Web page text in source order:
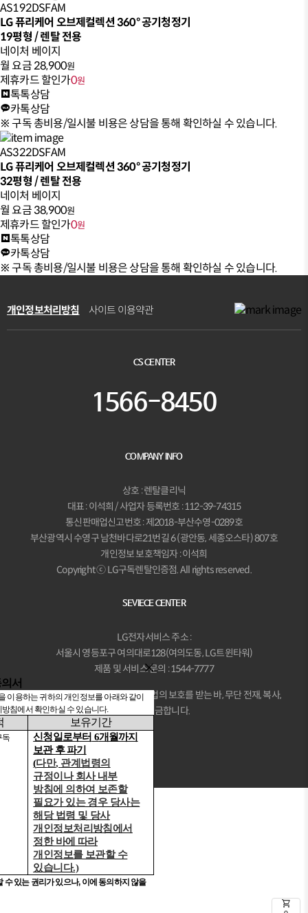
shopping_cart
AS192DSFAM
LG 퓨리케어 오브제컬렉션 360° 공기청정기
19평형 / 렌탈 전용
네이처 베이지
월 요금28,900원
제휴카드 할인가0원
톡톡상담
카톡상담
※ 구독 총비용/일시불 비용은 상담을 통해 확인하실 수 있습니다.
AS322DSFAM
LG 퓨리케어 오브제컬렉션 360° 공기청정기
32평형 / 렌탈 전용
네이처 베이지
월 요금38,900원
제휴카드 할인가0원
톡톡상담
카톡상담
※ 구독 총비용/일시불 비용은 상담을 통해 확인하실 수 있습니다.
개인정보처리방침 사이트 이용약관
CS CENTER
1566-8450
COMPANY INFO
상호 : 렌탈클리닉
대표 : 이석희 / 사업자 등록번호 : 112-39-74315
통신판매업신고번호 : 제2018-부산수영-0289호
부산광역시 수영구 남천바다로21번길 6 (광안동, 세종오스타) 807호
개인정보 보호책임자 : 이석희
Copyright ⓒ LG구독렌탈인증점. All rights reserved.
SEVIECE CENTER
LG전자서비스 주소 :
서울시 영등포구 여의대로128(여의도동, LG트윈타워)
제품 및 서비스 문의 : 1544-7777
본 사이트의 모든 콘텐츠는 저작권법의 보호를 받는 바, 무단 전재, 복사,
배포 등을 금합니다.
서
이용하는 귀하의 개인정보를 아래와 같이
방침에서 확인하실 수 있습니다.
보유기간
독 신청일로부터 6개월까지
보관 후 파기
(다만, 관계법령의
규정이나 회사 내부
방침에 의하여 보존할
필요가 있는 경우 당사는
해당 법령 및 당사
개인정보처리방침에서
정한 바에 따라
개인정보를 보관할 수
있습니다.)
수 있는 권리가 있으나, 이에 동의하지 않을